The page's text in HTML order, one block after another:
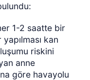
1-2 saatte bir
kan
riskini
anne
göre havayolu